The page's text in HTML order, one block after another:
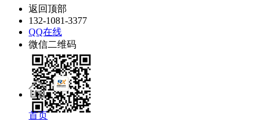
返回顶部
132-1081-3377
QQ在线
微信二维码
首页